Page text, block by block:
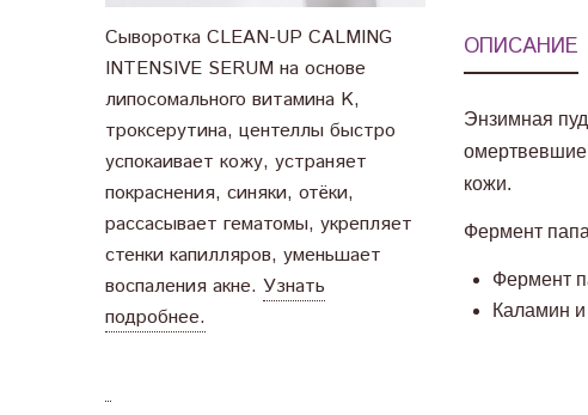
Сыворотка CLEAN-UP CALMING
INTENSIVE SERUM на основе
липосомального витамина K,
троксерутина, центеллы быстро
успокаивает кожу, устраняет
покраснения, синяки, отёки,
рассасывает гематомы, укрепляет
стенки капилляров, уменьшает
воспаления акне. Узнать
подробнее.
ОПИСАНИЕ
Энзимная
омертвевшие
кожи.
Фермент
Фермент
Каламин